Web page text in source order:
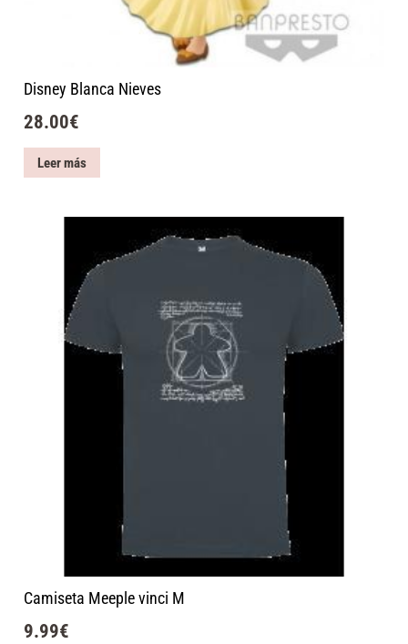
Disney Blanca Nieves
28.00€
Leer más
Camiseta Meeple vinci M
9.99€